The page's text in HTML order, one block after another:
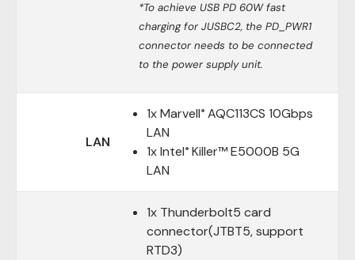
*To achieve USB PD 60W fast
charging for JUSBC2, the PD_PWR1
connector needs to be connected
to the power supply unit.
LAN
1x Marvell® AQC113CS 10Gbps
LAN
1x Intel® Killer™ E5000B 5G
LAN
1x Thunderbolt5 card
connector(JTBT5, support
RTD3)